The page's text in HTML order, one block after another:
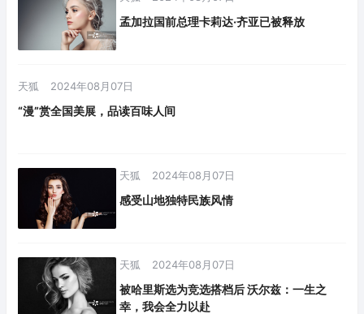
孟加拉国前总理卡莉达·齐亚已被释放
天狐 2024年08月07日
“漫”赏全国美展，品读百味人间
天狐 2024年08月07日
感受山地独特民族风情
天狐 2024年08月07日
被哈里斯选为竞选搭档后 沃尔兹：一生之
幸，我会全力以赴